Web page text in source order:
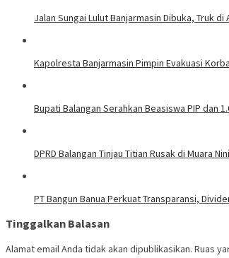
Jalan Sungai Lulut Banjarmasin Dibuka, Truk di
Kapolresta Banjarmasin Pimpin Evakuasi
Bupati Balangan Serahkan Beasiswa PIP dan
DPRD Balangan Tinjau Titian Rusak di Muara
PT Bangun Banua Perkuat Transparansi,
Tinggalkan Balasan
Alamat email Anda tidak akan dipublikasikan. Ruas